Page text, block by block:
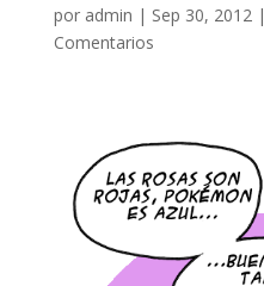
por admin | Sep 30, 2012|
Comentarios